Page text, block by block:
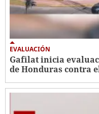
EVALUACIÓN
Gafilat inicia
de Honduras contra